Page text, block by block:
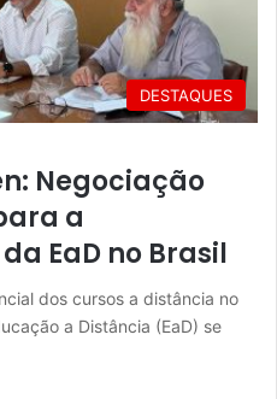
DESTAQUES
Negociação
a
EaD no Brasil
dos cursos a distância no
a Distância (EaD) se